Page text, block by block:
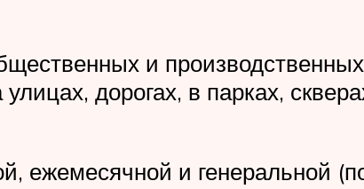
и
дорогах, в парках,
ежемесячной и генеральной